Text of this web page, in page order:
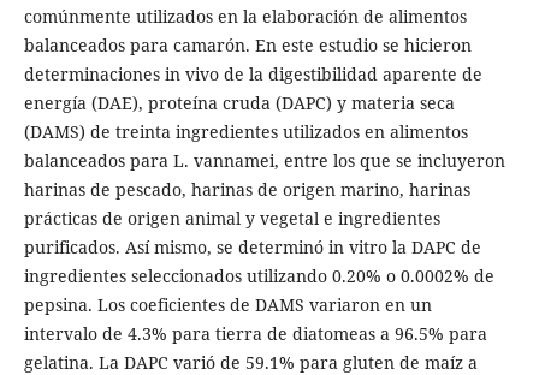
comúnmente utilizados en la elaboración de alimentos
balanceados para camarón. En este estudio se hicieron
determinaciones in vivo de la digestibilidad aparente de
energía (DAE), proteína cruda (DAPC) y materia seca
(DAMS) de treinta ingredientes utilizados en alimentos
balanceados para L. vannamei, entre los que se incluyeron
harinas de pescado, harinas de origen marino, harinas
prácticas de origen animal y vegetal e ingredientes
purificados. Así mismo, se determinó in vitro la DAPC de
ingredientes seleccionados utilizando 0.20% o 0.0002% de
pepsina. Los coeficientes de DAMS variaron en un
intervalo de 4.3% para tierra de diatomeas a 96.5% para
gelatina. La DAPC varió de 59.1% para gluten de maíz a